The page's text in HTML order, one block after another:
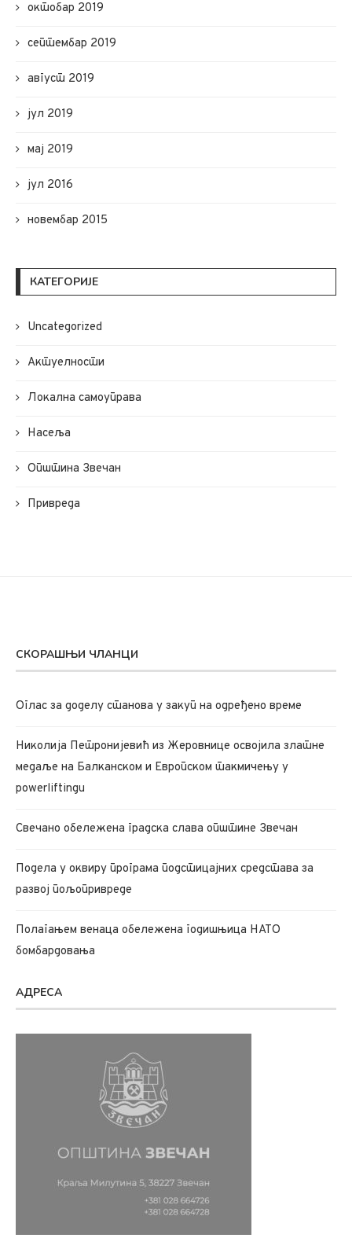
октобар 2019
септембар 2019
август 2019
јул 2019
мај 2019
јул 2016
новембар 2015
КАТЕГОРИЈЕ
Uncategorized
Актуелности
Локална самоуправа
Насеља
Општина Звечан
Привреда
СКОРАШЊИ ЧЛАНЦИ
Oглас за доделу станова у закуп на одређено време
Николија Петронијевић из Жеровнице освојила златне
медаље на Балканском и Европском такмичењу у
powerliftingu
Свечано обележена градска слава општине Звечан
Подела у оквиру програма подстицајних средстава за
развој пољопривреде
Полагањем венаца обележена годишњица НАТО
бомбардовања
АДРЕСА